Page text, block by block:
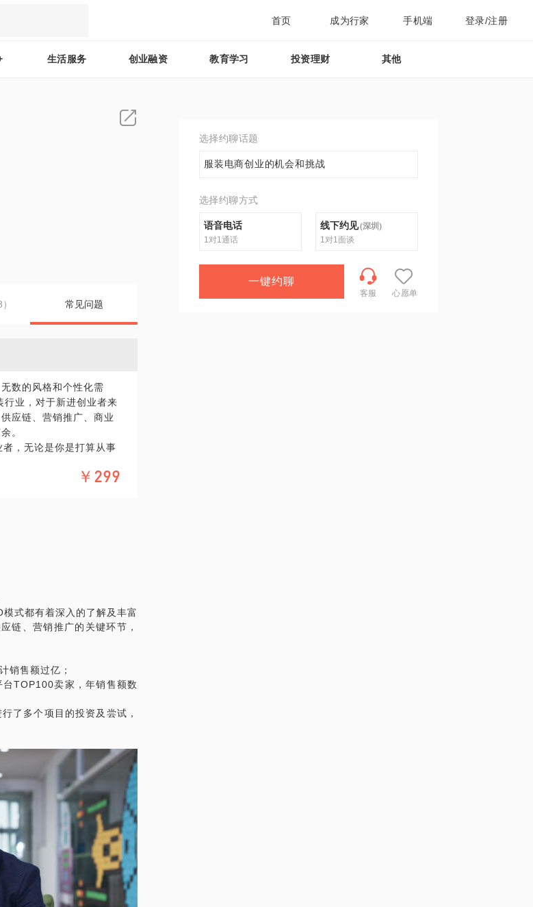
首页 成为行家 手机端 登录/注册
生活服务 创业融资 教育学习 投资理财 其他
常见问题
数的风格和个性化需
业，对于新进创业者来
应链、营销推广、商业
。
，无论是你是打算从事
和指导！
￥299
式都有着深入的了解及丰富
链、营销推广的关键环节，
销售额过亿；
TOP100卖家，年销售额数
了多个项目的投资及尝试，
选择约聊话题
服装电商创业的机会和挑战
选择约聊方式
语音电话
1对1通话
线下约见(深圳 )
1对1面谈
一键约聊
客服 心愿单